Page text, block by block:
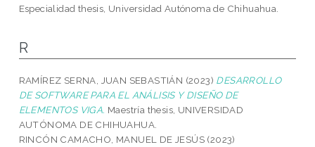
Especialidad thesis, Universidad Autónoma de Chihuahua.
R
RAMÍREZ SERNA, JUAN SEBASTIÁN (2023) DESARROLLO
DE SOFTWARE PARA EL ANÁLISIS Y DISEÑO DE
ELEMENTOS VIGA. Maestría thesis, UNIVERSIDAD
AUTÓNOMA DE CHIHUAHUA.
RINCÓN CAMACHO, MANUEL DE JESÚS (2023)